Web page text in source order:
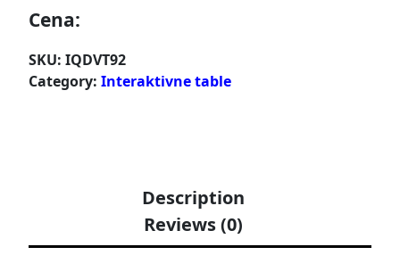
Cena:
SKU: IQDVT92
Category: Interaktivne table
Description
Reviews (0)